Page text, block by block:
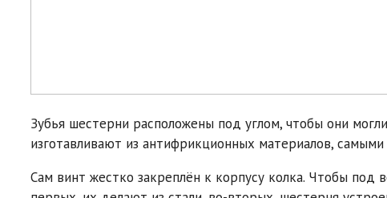
Зубья шестерни расположены под углом, чтобы они
изготавливают из антифрикционных материалов,
Сам винт жестко закреплён к корпусу колка. Чтобы под